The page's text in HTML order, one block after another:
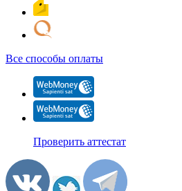
Все способы оплаты
Проверить аттестат